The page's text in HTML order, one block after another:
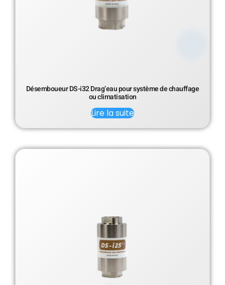
Désemboueur DS-i32 Drag’eau pour système de chauffage
ou climatisation
Lire la suite